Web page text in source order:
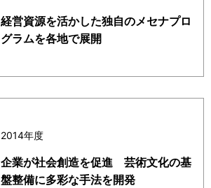
経営資源を活かした独自のメセナプロ
グラムを各地で展開
2014年度
企業が社会創造を促進 芸術文化の基
盤整備に多彩な手法を開発